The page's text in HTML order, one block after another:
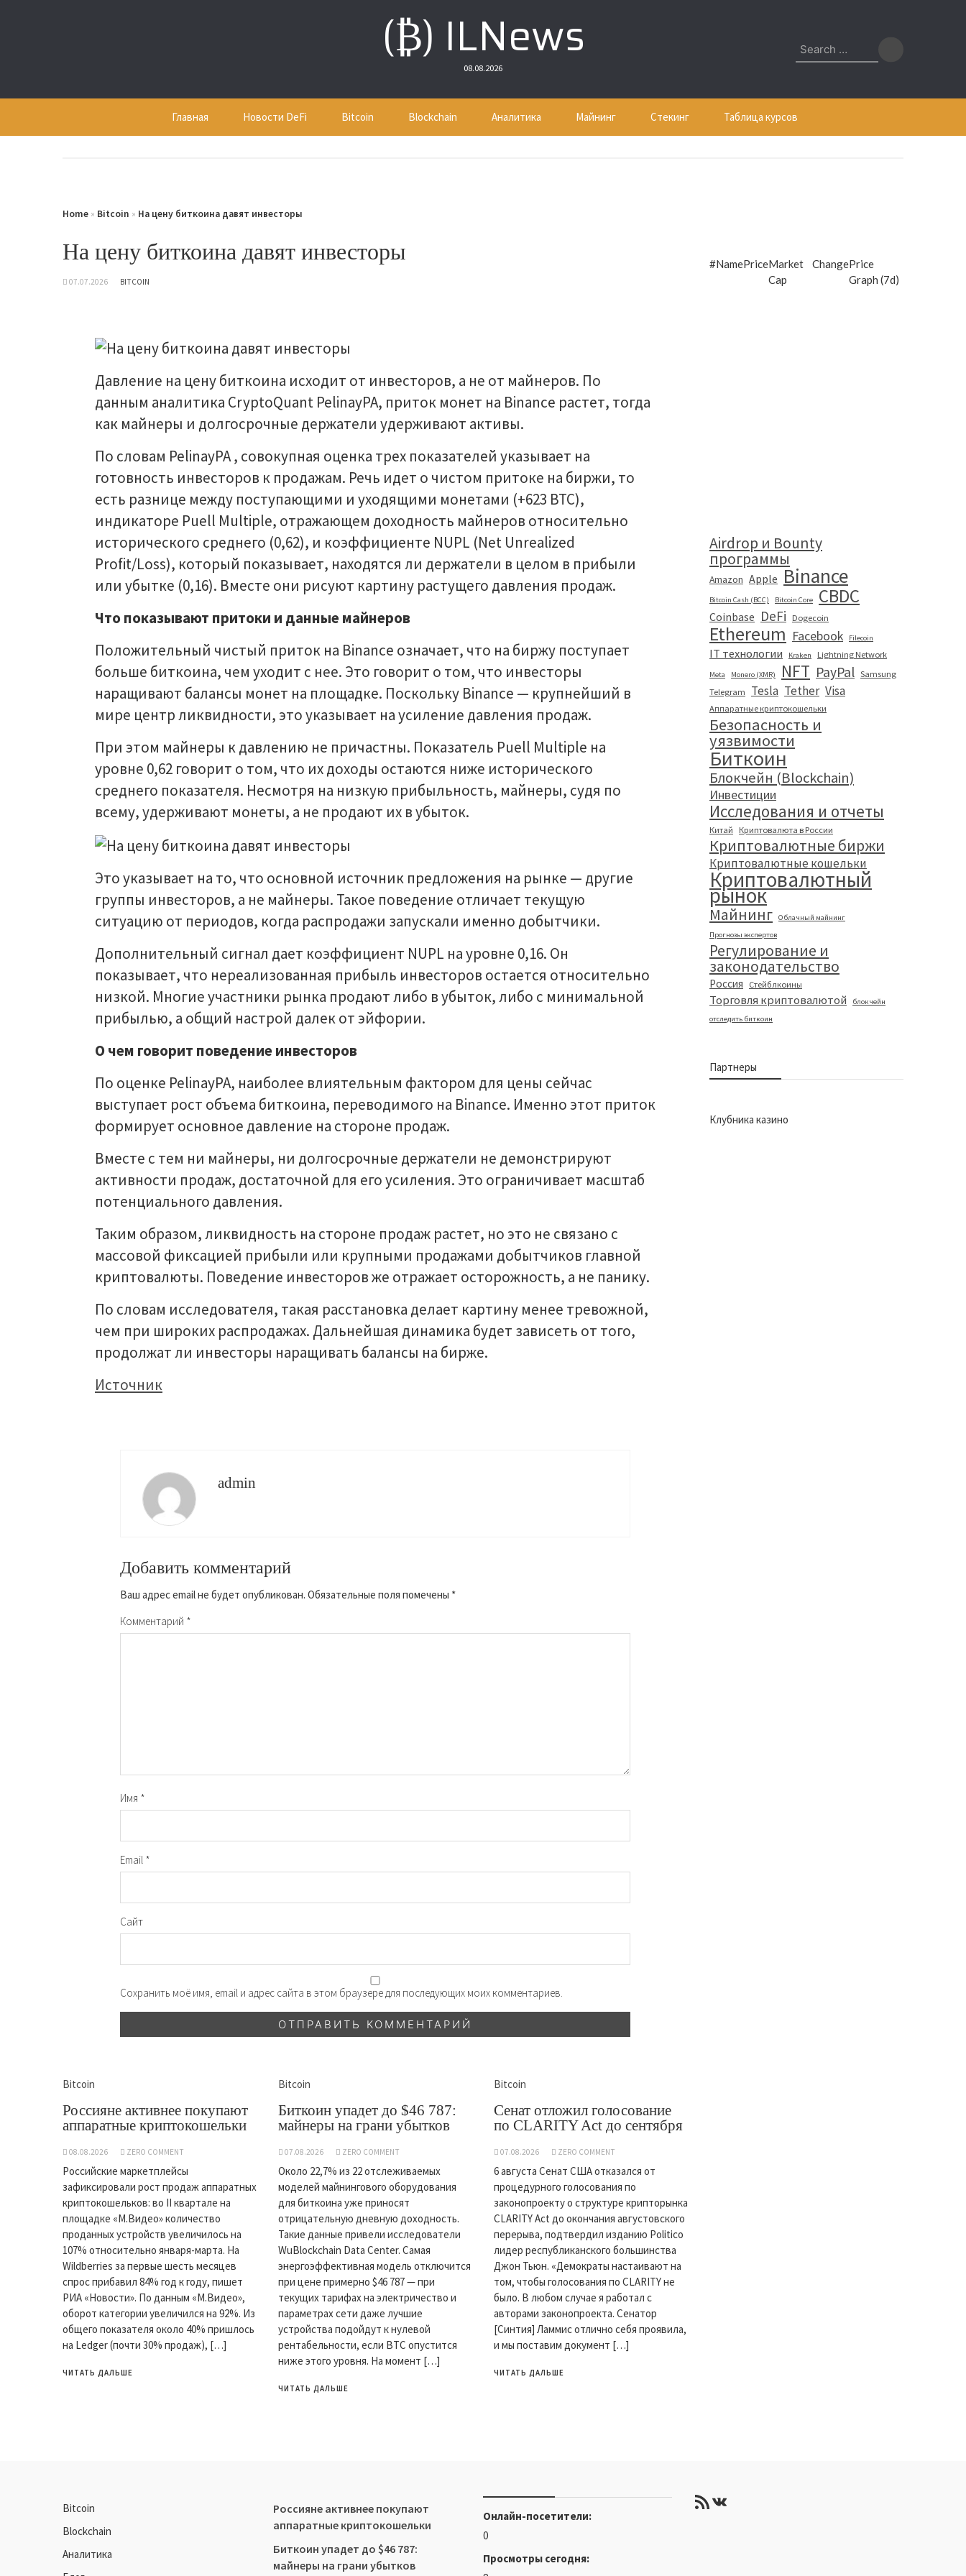
(₿) ILNews
08.08.2026
Search
for:
Главная Новости DeFi Bitcoin Blockchain Аналитика Майнинг Стекинг Таблица курсов
Home » Bitcoin » На цену биткоина давят инвесторы
На цену биткоина давят инвесторы
07.07.2026 BITCOIN
Давление на цену биткоина исходит от инвесторов, а не от майнеров. По
данным аналитика CryptoQuant PelinayPA, приток монет на Binance растет, тогда
как майнеры и долгосрочные держатели удерживают активы.
По словам PelinayPA , совокупная оценка трех показателей указывает на
готовность инвесторов к продажам. Речь идет о чистом притоке на биржи, то
есть разнице между поступающими и уходящими монетами (+623 BTC),
индикаторе Puell Multiple, отражающем доходность майнеров относительно
исторического среднего (0,62), и коэффициенте NUPL (Net Unrealized
Profit/Loss), который показывает, находятся ли держатели в целом в прибыли
или убытке (0,16). Вместе они рисуют картину растущего давления продаж.
Что показывают притоки и данные майнеров
Положительный чистый приток на Binance означает, что на биржу поступает
больше биткоина, чем уходит с нее. Это говорит о том, что инвесторы
наращивают балансы монет на площадке. Поскольку Binance — крупнейший в
мире центр ликвидности, это указывает на усиление давления продаж.
При этом майнеры к давлению не причастны. Показатель Puell Multiple на
уровне 0,62 говорит о том, что их доходы остаются ниже исторического
среднего показателя. Несмотря на низкую прибыльность, майнеры, судя по
всему, удерживают монеты, а не продают их в убыток.
Это указывает на то, что основной источник предложения на рынке — другие
группы инвесторов, а не майнеры. Такое поведение отличает текущую
ситуацию от периодов, когда распродажи запускали именно добытчики.
Дополнительный сигнал дает коэффициент NUPL на уровне 0,16. Он
показывает, что нереализованная прибыль инвесторов остается относительно
низкой. Многие участники рынка продают либо в убыток, либо с минимальной
прибылью, а общий настрой далек от эйфории.
О чем говорит поведение инвесторов
По оценке PelinayPA, наиболее влиятельным фактором для цены сейчас
выступает рост объема биткоина, переводимого на Binance. Именно этот приток
формирует основное давление на стороне продаж.
Вместе с тем ни майнеры, ни долгосрочные держатели не демонстрируют
активности продаж, достаточной для его усиления. Это ограничивает масштаб
потенциального давления.
Таким образом, ликвидность на стороне продаж растет, но это не связано с
массовой фиксацией прибыли или крупными продажами добытчиков главной
криптовалюты. Поведение инвесторов же отражает осторожность, а не панику.
По словам исследователя, такая расстановка делает картину менее тревожной,
чем при широких распродажах. Дальнейшая динамика будет зависеть от того,
продолжат ли инвесторы наращивать балансы на бирже.
Источник
admin
Добавить комментарий
Ваш адрес email не будет опубликован. Обязательные поля помечены *
Комментарий *
Имя *
Email *
Сайт
Сохранить моё имя, email и адрес сайта в этом браузере для последующих моих комментариев.
Bitcoin
Россияне активнее покупают
аппаратные криптокошельки
08.08.2026 ZERO COMMENT
Российские маркетплейсы
зафиксировали рост продаж аппаратных
криптокошельков: во II квартале на
площадке «М.Видео» количество
проданных устройств увеличилось на
107% относительно января-марта. На
Wildberries за первые шесть месяцев
спрос прибавил 84% год к году, пишет
РИА «Новости». По данным «М.Видео»,
оборот категории увеличился на 92%. Из
общего показателя около 40% пришлось
на Ledger (почти 30% продаж), […]
ЧИТАТЬ ДАЛЬШЕ
Bitcoin
Биткоин упадет до $46 787:
майнеры на грани убытков
07.08.2026 ZERO COMMENT
Около 22,7% из 22 отслеживаемых
моделей майнингового оборудования
для биткоина уже приносят
отрицательную дневную доходность.
Такие данные привели исследователи
WuBlockchain Data Center. Самая
энергоэффективная модель отключится
при цене примерно $46 787 — при
текущих тарифах на электричество и
параметрах сети даже лучшие
устройства подойдут к нулевой
рентабельности, если BTC опустится
ниже этого уровня. На момент […]
ЧИТАТЬ ДАЛЬШЕ
Bitcoin
Сенат отложил голосование
по CLARITY Act до сентября
07.08.2026 ZERO COMMENT
6 августа Сенат США отказался от
процедурного голосования по
законопроекту о структуре крипторынка
CLARITY Act до окончания августовского
перерыва, подтвердил изданию Politico
лидер республиканского большинства
Джон Тьюн. «Демократы настаивают на
том, чтобы голосования по CLARITY не
было. В любом случае я работал с
авторами законопроекта. Сенатор
[Синтия] Ламмис отлично себя проявила,
и мы поставим документ […]
ЧИТАТЬ ДАЛЬШЕ
#NamePriceMarket
Cap
ChangePrice
Graph (7d)
Airdrop и Bounty
программы
Amazon Apple Binance
Bitcoin Cash (BCC) Bitcoin Core CBDC
Coinbase DeFi Dogecoin
Ethereum Facebook Filecoin
IT технологии Kraken Lightning Network
Meta Monero (XMR) NFT PayPal Samsung
Telegram
Tesla Tether Visa
Аппаратные криптокошельки
Безопасность и
уязвимости
Биткоин
Блокчейн (Blockchain)
Инвестиции
Исследования и отчеты
Китай Криптовалюта в России
Криптовалютные биржи
Криптовалютные кошельки
Криптовалютный
рынок
Майнинг
Облачный майнинг
Прогнозы экспертов
Регулирование и
законодательство
Россия Стейблкоины
Торговля криптовалютой
блокчейн
отследить биткоин
Партнеры
Клубника казино
Bitcoin
Blockchain
Аналитика
Россияне активнее покупают
аппаратные криптокошельки
Биткоин упадет до $46 787:
майнеры на грани убытков
Онлайн-посетители:
0
Просмотры сегодня:
RSS-лентаВКонтакте